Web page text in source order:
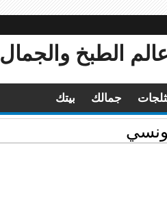
الطبخ والجمال
جمالك بيتك